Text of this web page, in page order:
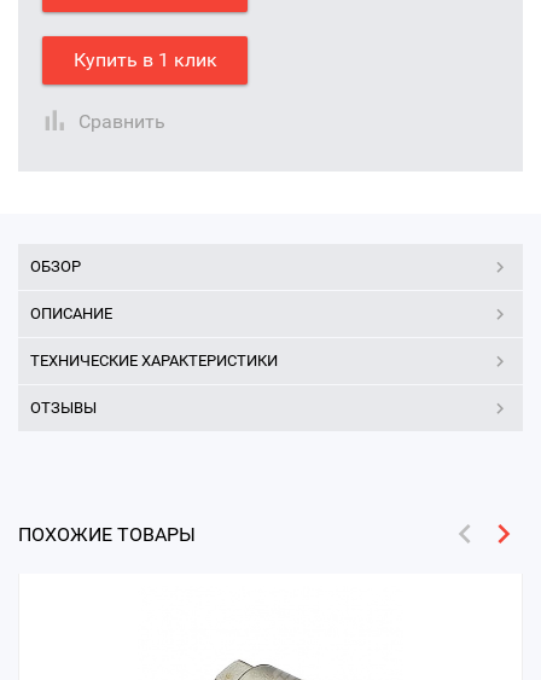
Купить в 1 клик
Сравнить
ОБЗОР
ОПИСАНИЕ
ТЕХНИЧЕСКИЕ ХАРАКТЕРИСТИКИ
ОТЗЫВЫ
ПОХОЖИЕ ТОВАРЫ